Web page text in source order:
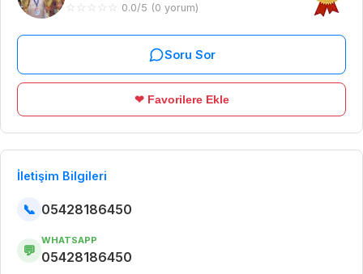
☆ ☆ ☆ ☆ ☆ 0.0/5 (0 yorum)
Soru Sor
❤ Favorilere Ekle
İletişim Bilgileri
📞 05428186450
💬
WHATSAPP
05428186450